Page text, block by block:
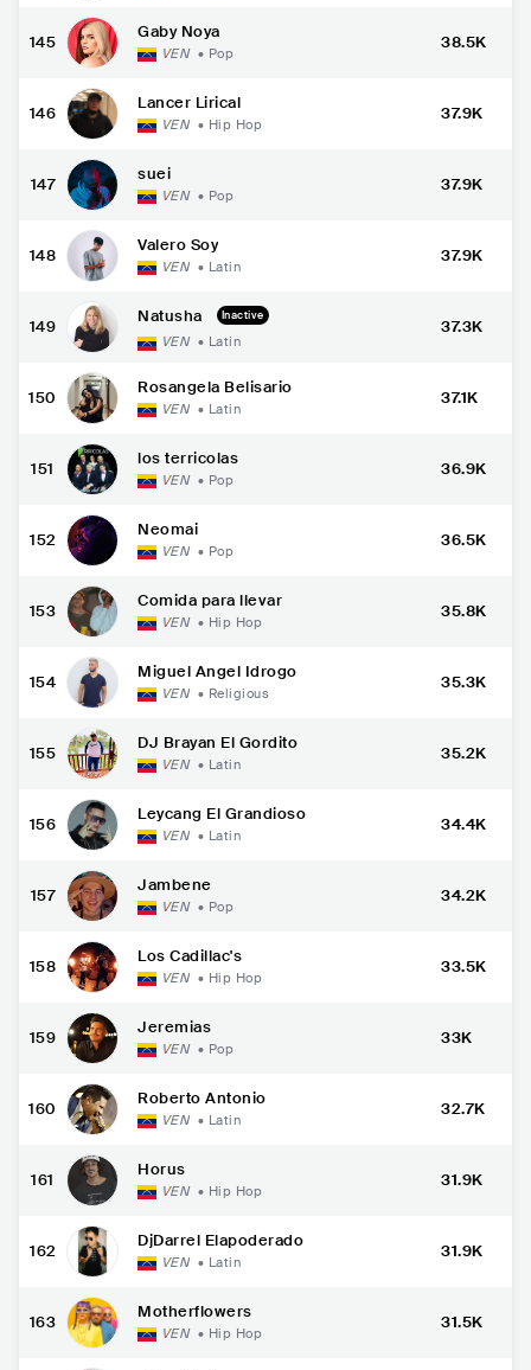
145
Gaby Noya
VEN • Pop
38.5K
146
Lancer Lirical
VEN • Hip Hop
37.9K
147
suei
VEN • Pop
37.9K
148
Valero Soy
VEN • Latin
37.9K
149
Natusha Inactive
VEN • Latin
37.3K
150
Rosangela Belisario
VEN • Latin
37.1K
151
los terricolas
VEN • Pop
36.9K
152
Neomai
VEN • Pop
36.5K
153
Comida para llevar
VEN • Hip Hop
35.8K
154
Miguel Angel Idrogo
VEN • Religious
35.3K
155
DJ Brayan El Gordito
VEN • Latin
35.2K
156
Leycang El Grandioso
VEN • Latin
34.4K
157
Jambene
VEN • Pop
34.2K
158
Los Cadillac's
VEN • Hip Hop
33.5K
159
Jeremias
VEN • Pop
33K
160
Roberto Antonio
VEN • Latin
32.7K
161
Horus
VEN • Hip Hop
31.9K
162
DjDarrel Elapoderado
VEN • Latin
31.9K
163
Motherflowers
VEN • Hip Hop
31.5K